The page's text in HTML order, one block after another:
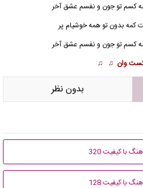
کسم تو جون و نفسم عشق آخر
کمه بدون تو همه خوشیام پر
کسم تو جون و نفسم عشق آخر
وان ♫ ♫
بدون نظر
با کیفیت 320
با کیفیت 128